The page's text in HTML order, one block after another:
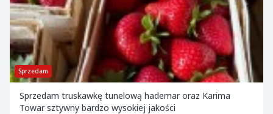
Sprzedam
Sprzedam truskawkę tunelową hademar oraz Karima
Towar sztywny bardzo wysokiej jakości